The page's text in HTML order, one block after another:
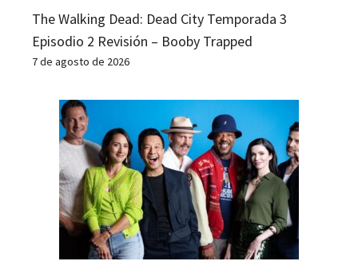
The Walking Dead: Dead City Temporada 3
Episodio 2 Revisión – Booby Trapped
7 de agosto de 2026